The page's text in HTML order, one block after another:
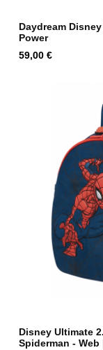
Daydream
Power
Hind
59,00 €
Disney Ultimate
Spiderman - Web